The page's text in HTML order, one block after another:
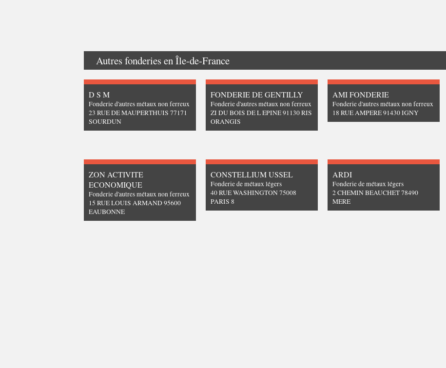
Autres fonderies en Île-de-France
D S M
Fonderie d'autres métaux non ferreux
23 RUE DE MAUPERTHUIS 77171
SOURDUN
FONDERIE DE GENTILLY
Fonderie d'autres métaux non ferreux
ZI DU BOIS DE L EPINE 91130 RIS
ORANGIS
AMI FONDERIE
Fonderie d'autres métaux non ferreux
18 RUE AMPERE 91430 IGNY
ZON ACTIVITE
ECONOMIQUE
Fonderie d'autres métaux non ferreux
15 RUE LOUIS ARMAND 95600
EAUBONNE
CONSTELLIUM USSEL
Fonderie de métaux légers
40 RUE WASHINGTON 75008
PARIS 8
ARDI
Fonderie de métaux légers
2 CHEMIN BEAUCHET 78490
MERE